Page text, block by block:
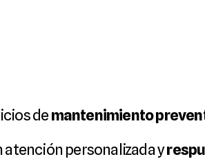
de mantenimiento
atención personalizada y
DIOA